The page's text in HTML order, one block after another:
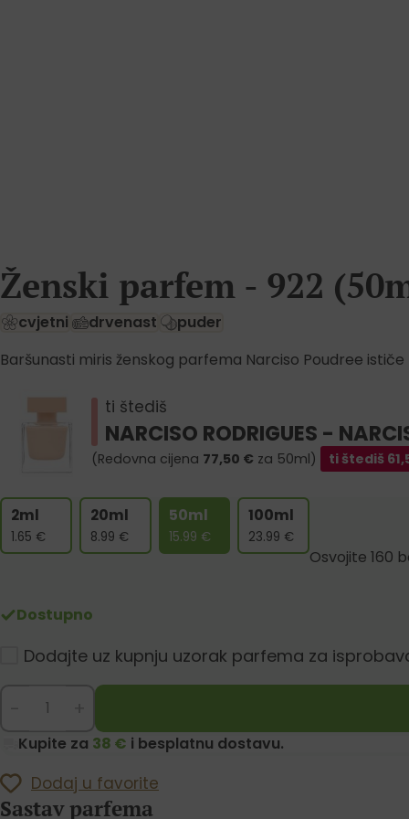
Ženski parfem - 922
cvjetni drvenast
puder
Baršunasti miris ženskog parfema Narciso Poudree
ti štediš
NARCISO RODRIGUES -
(Redovna cijena 77,50 € za 50ml) ti štediš
2ml
1.65 €
20ml
8.99 €
50ml
15.99 €
100ml
23.99 €
Osvojite 160
Dostupno
Dodajte uz kupnju uzorak parfema za
Kupite za 38 € i besplatnu dostavu.
Dodaj u favorite
Sastav parfema